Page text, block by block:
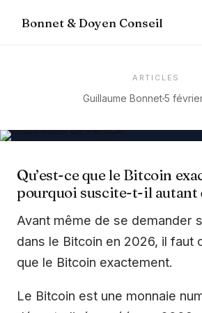
Bonnet & Doyen Conseil
ARTICLES
Guillaume Bonnet5
Qu’est-ce que le Bitcoin
pourquoi suscite-t-il autant
Avant même de se demander
dans le Bitcoin en 2026, il faut
que le Bitcoin exactement.
Le Bitcoin est une monnaie